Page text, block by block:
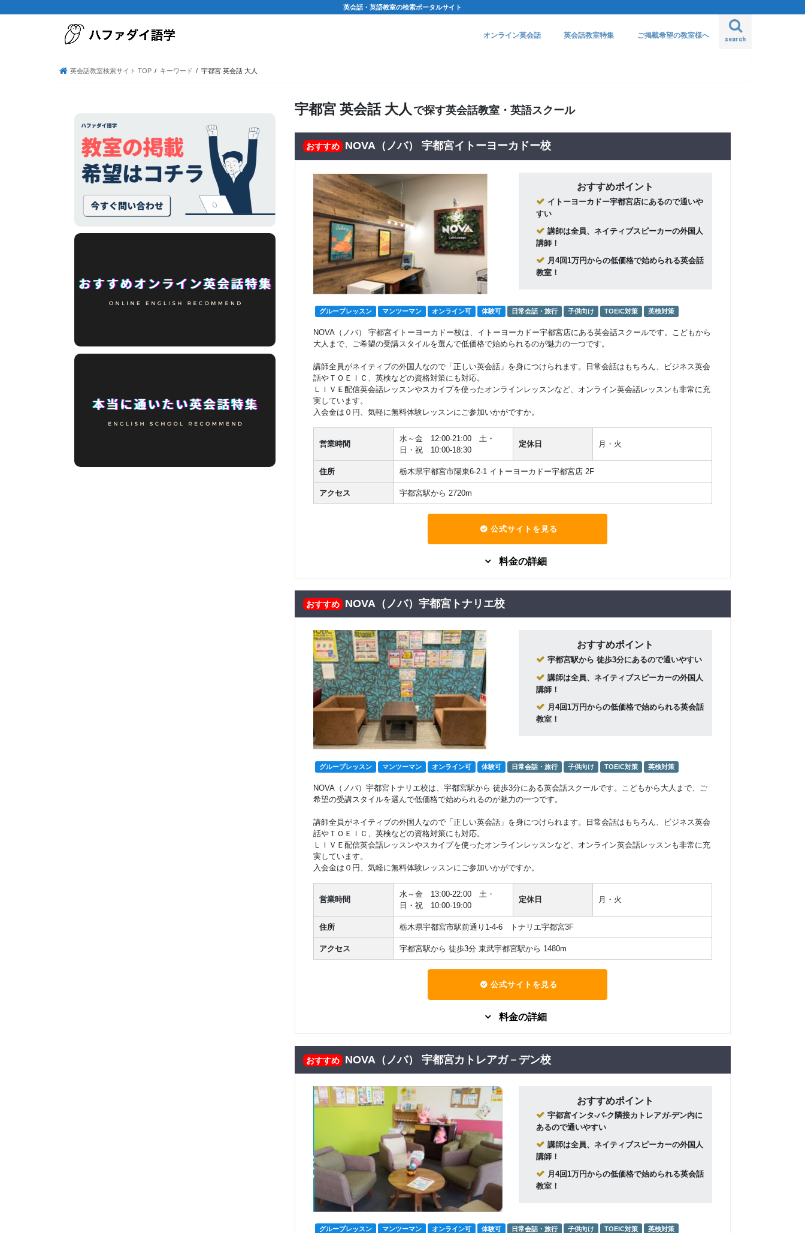
英会話・英語教室の検索ポータルサイト
search
オンライン英会話 英会話教室特集 ご掲載希望の教室様へ
英会話教室検索サイト TOP キーワード 宇都宮 英会話 大人
宇都宮 英会話 大人 で探す英会話教室・英語スクール
おすすめ NOVA（ノバ） 宇都宮イトーヨーカドー校
おすすめポイント
イトーヨーカドー宇都宮店にあるので通いや
すい
講師は全員、ネイティブスピーカーの外国人
講師！
月4回1万円からの低価格で始められる英会話
教室！
グループレッスン マンツーマン オンライン可 体験可 日常会話・旅行 子供向け TOEIC対策 英検対策
NOVA（ノバ） 宇都宮イトーヨーカドー校は、イトーヨーカドー宇都宮店にある英会話スクールです。こどもから
大人まで、ご希望の受講スタイルを選んで低価格で始められるのが魅力の一つです。
講師全員がネイティブの外国人なので「正しい英会話」を身につけられます。日常会話はもちろん、ビジネス英会
話やＴＯＥＩＣ、英検などの資格対策にも対応。
ＬＩＶＥ配信英会話レッスンやスカイプを使ったオンラインレッスンなど、オンライン英会話レッスンも非常に充
実しています。
入会金は０円、気軽に無料体験レッスンにご参加いかがですか。
営業時間
水～金 12:00-21:00 土・
日・祝 10:00-18:30
定休日 月・火
住所 栃木県宇都宮市陽東6-2-1 イトーヨーカドー宇都宮店 2F
アクセス 宇都宮駅から 2720m
公式サイトを見る
料金の詳細
固定プラングループ
レッスン
グループレッスン
10,000 円(税込) / 月
回数：4 / 1セッション40分
固定プランマンツー
マンレッスン
マンツーマン
22,222 円(税込) / 月
回数：4 / 1セッション40分
フリープラングルー
グループレッスン
10,000
円(税込) / 月
回数：4 / 1セッション40分
フリープラングルー
プレッスン
グループレッスン
19,000 円(税込) / 総額
プレッスン
グループレッスン
28,000 円(税込) / 総額
回数：12 / 1セッション40分
フリープランマンツ
28,000
回数：4 / 1セッション40分
フリープランマンツ
ーマンレッスン
50,000 円(税込) / 月
回数：8 / 1セッション40分
回数：4 / 1セッション40分
おすすめ NOVA（ノバ）宇都宮トナリエ校
おすすめポイント
宇都宮駅から 徒歩3分にあるので通いやすい
講師は全員、ネイティブスピーカーの外国人
講師！
月4回1万円からの低価格で始められる英会話
教室！
グループレッスン マンツーマン オンライン可 体験可 日常会話・旅行 子供向け TOEIC対策 英検対策
NOVA（ノバ）宇都宮トナリエ校は、宇都宮駅から 徒歩3分にある英会話スクールです。こどもから大人まで、ご
希望の受講スタイルを選んで低価格で始められるのが魅力の一つです。
講師全員がネイティブの外国人なので「正しい英会話」を身につけられます。日常会話はもちろん、ビジネス英会
話やＴＯＥＩＣ、英検などの資格対策にも対応。
ＬＩＶＥ配信英会話レッスンやスカイプを使ったオンラインレッスンなど、オンライン英会話レッスンも非常に充
実しています。
入会金は０円、気軽に無料体験レッスンにご参加いかがですか。
営業時間
水～金 13:00-22:00 土・
日・祝 10:00-19:00
定休日 月・火
住所 栃木県宇都宮市駅前通り1-4-6 トナリエ宇都宮3F
アクセス 宇都宮駅から 徒歩3分 東武宇都宮駅から 1480m
公式サイトを見る
料金の詳細
固定プラングループ
レッスン
グループレッスン
10,000 円(税込) / 月
回数：4 / 1セッション40分
固定プランマンツー
マンツーマン
22,222 円(税込) / 月
回数：4 / 1セッション40分
フリープラングルー
プレッスン
グループレッスン
10,000 円(税込) / 月
回数：4 / 1セッション40分
プレッスン
グループレッスン
19,000 円(税込) / 総額
おすすめ NOVA（ノバ） 宇都宮カトレアガ－デン校
おすすめポイント
宇都宮インタ-パ-ク隣接カトレアガ-デン内に
あるので通いやすい
講師は全員、ネイティブスピーカーの外国人
講師！
月4回1万円からの低価格で始められる英会話
教室！
グループレッスン マンツーマン オンライン可 体験可 日常会話・旅行 子供向け TOEIC対策 英検対策